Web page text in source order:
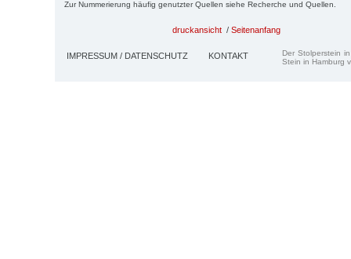
Zur Nummerierung häufig genutzter Quellen siehe Recherche und Quellen.
druckansicht / Seitenanfang
IMPRESSUM / DATENSCHUTZ KONTAKT
Der Stolperstein
Stein in Hamburg